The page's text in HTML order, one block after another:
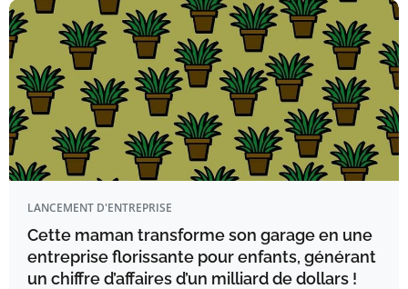
LANCEMENT D'ENTREPRISE
Cette maman transforme son garage en une
entreprise florissante pour enfants, générant
un chiffre d’affaires d’un milliard de dollars !